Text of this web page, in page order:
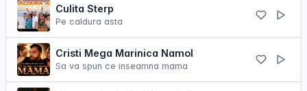
Culita Sterp
Pe caldura asta
Cristi Mega Marinica Namol
Sa va spun ce inseamna mama